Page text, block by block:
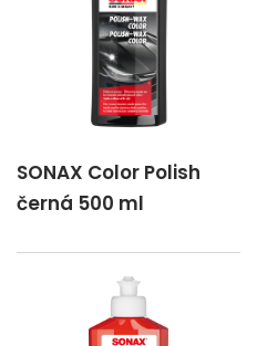
SONAX Color Polish
černá 500 ml